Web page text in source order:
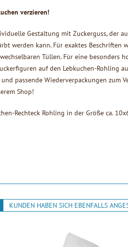
verzieren!
Gestaltung mit Zuckerguss, der
werden kann. Für exaktes Beschriften
Tüllen. Für eine besonders
auf den Lebkuchen-Rohling
passende Wiederverpackungen zum
Shop!
Rechteck Rohling in der Größe ca.
KUNDEN HABEN SICH EBENFALLS